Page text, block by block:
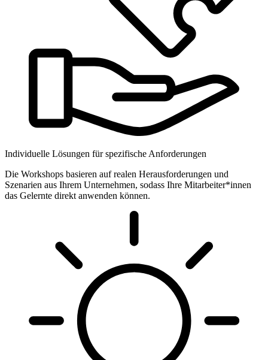
Individuelle Lösungen für spezifische Anforderungen
Die Workshops basieren auf realen Herausforderungen und
Szenarien aus Ihrem Unternehmen, sodass Ihre Mitarbeiter*innen
das Gelernte direkt anwenden können.